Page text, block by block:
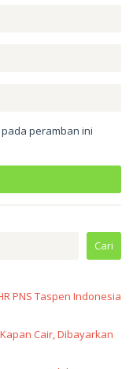
peramban ini
Cari
PNS Taspen Indonesia
Cair, Dibayarkan